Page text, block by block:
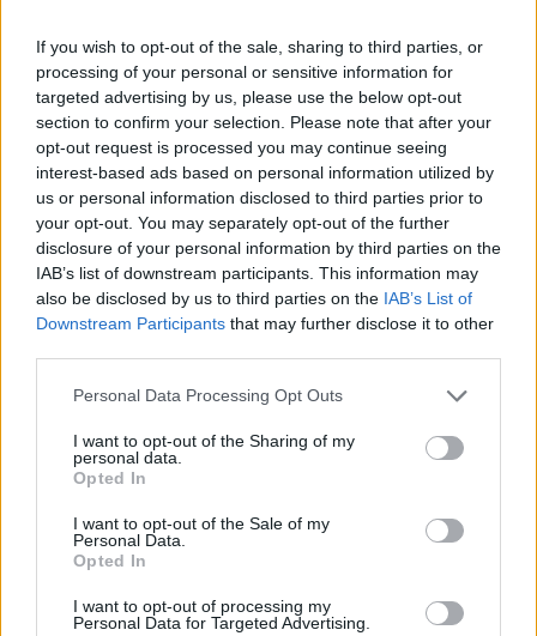
If you wish to opt-out of the sale, sharing to third parties, or
processing of your personal or sensitive information for
targeted advertising by us, please use the below opt-out
section to confirm your selection. Please note that after your
opt-out request is processed you may continue seeing
interest-based ads based on personal information utilized by
us or personal information disclosed to third parties prior to
your opt-out. You may separately opt-out of the further
disclosure of your personal information by third parties on the
IAB’s list of downstream participants. This information may
also be disclosed by us to third parties on the IAB’s List of
Downstream Participants that may further disclose it to other
Personal Data Processing Opt Outs
I want to opt-out of the Sharing of my
personal data.
Opted In
I want to opt-out of the Sale of my
Personal Data.
Opted In
I want to opt-out of processing my
Personal Data for Targeted Advertising.
sulmuesin e Evertonit
Esim for Global
Esim for USA|Esim for Italy| Esim for Spain|Esim